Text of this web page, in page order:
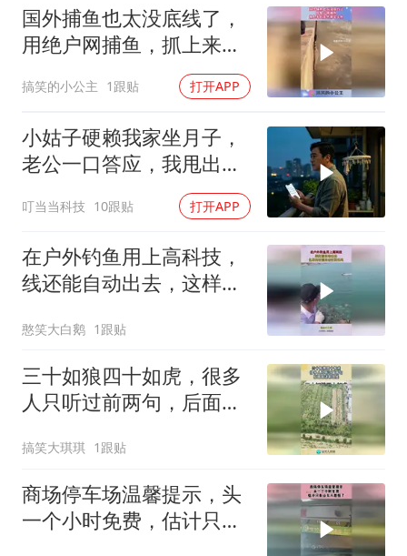
国外捕鱼也太没底线了，
用绝户网捕鱼，抓上来的
搞笑的小公主 1跟贴 打开APP
小姑子硬赖我家坐月子，
老公一口答应，我甩出外
叮当当科技 10跟贴 打开APP
在户外钓鱼用上高科技，
线还能自动出去，这样的
憨笑大白鹅 1跟贴
三十如狼四十如虎，很多
人只听过前两句，后面竟
搞笑大琪琪 1跟贴
商场停车场温馨提示，头
一个小时免费，估计只有